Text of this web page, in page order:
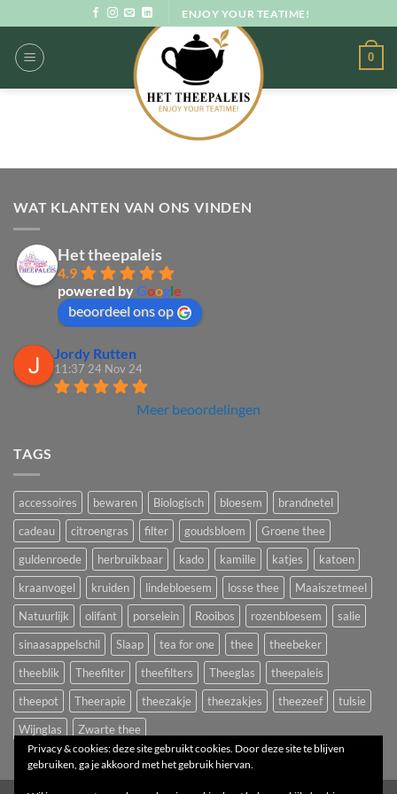
naar
inhoud
ENJOY YOUR TEATIME!
0
WAT KLANTEN VAN ONS VINDEN
Het theepaleis
4.9
powered byGoogle
beoordeel ons op
Jordy Rutten
11:37 24 Nov 24
Meer beoordelingen
TAGS
accessoires bewaren Biologisch bloesem
brandnetel
cadeau
citroengras filter goudsbloem
Groene thee
guldenroede
herbruikbaar kado kamille katjes
katoen
kraanvogel
kruiden lindebloesem losse thee
Maaiszetmeel
Natuurlijk
olifant porselein Rooibos rozenbloesem
salie
sinaasappelschil
Slaap tea for one thee
theebeker
theeblik
Theefilter theefilters Theeglas
theepaleis
theepot
Theerapie theezakje theezakjes theezeef
tulsie
Wijnglas
Zwarte thee
Privacy & cookies: deze site gebruikt cookies. Door deze site te blijven
gebruiken, ga je akkoord met het gebruik hiervan.